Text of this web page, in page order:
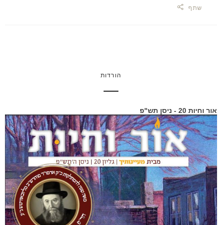
שתף
הורדות
אור וחיות 20 - ניסן תש"פ